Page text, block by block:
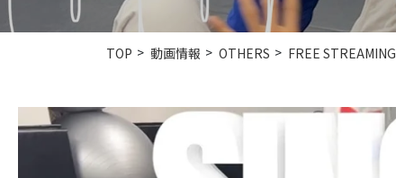
TOP 動画情報 OTHERS FREE STREAMING